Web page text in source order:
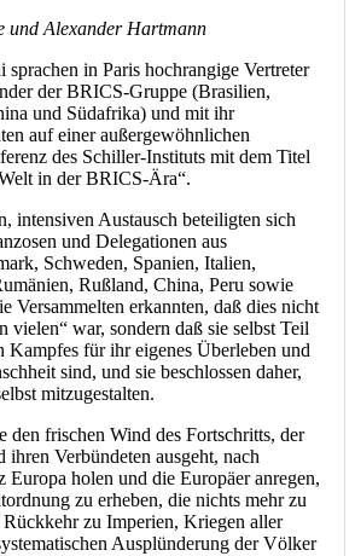
und Alexander Hartmann
sprachen in Paris hochrangige Vertreter
der BRICS-Gruppe (Brasilien,
und Südafrika) und mit ihr
auf einer außergewöhnlichen
des Schiller-Instituts mit dem Titel
in der BRICS-Ära“.
intensiven Austausch beteiligten sich
und Delegationen aus
Schweden, Spanien, Italien,
Rußland, China, Peru sowie
Versammelten erkannten, daß dies nicht
vielen“ war, sondern daß sie selbst Teil
Kampfes für ihr eigenes Überleben und
sind, und sie beschlossen daher,
mitzugestalten.
den frischen Wind des Fortschritts, der
Verbündeten ausgeht, nach
Europa holen und die Europäer anregen,
zu erheben, die nichts mehr zu
Rückkehr zu Imperien, Kriegen aller
Ausplünderung der Völker